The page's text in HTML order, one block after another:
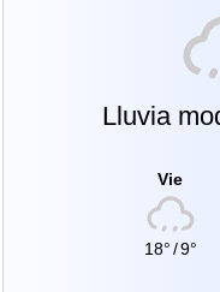
Lluvia
Vie
18°/9°